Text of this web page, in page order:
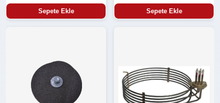
Sepete Ekle Sepete Ekle